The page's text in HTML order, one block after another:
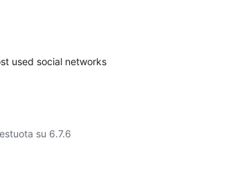
used social networks
su 6.7.6